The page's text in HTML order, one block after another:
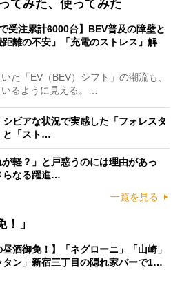
てみた、使ってみた
で受注累計6000台】BEV普及の障壁と
距離の不安」「充電のストレス」解
た「EV（BEV）シフト」の潮流も、
るように見える。…
シビアな状況で実感した「フォレスタ
と「スト…
軽？」と戸惑うのには理由があっ
なる躍進…
一覧を見る
」
昼酒御免！】「ネグローニ」「山崎」
タン」新宿三丁目の隠れ家バーで1…